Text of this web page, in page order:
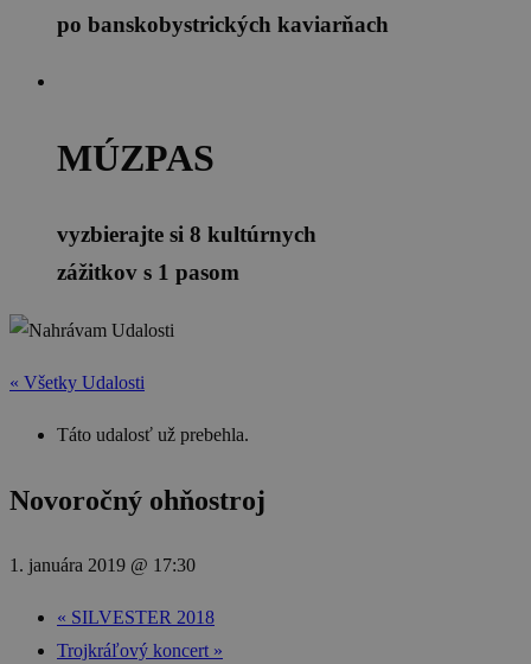
po banskobystrických kaviarňach
MÚZPAS
vyzbierajte si 8 kultúrnych
zážitkov s 1 pasom
« Všetky Udalosti
Táto udalosť už prebehla.
Novoročný ohňostroj
1. januára 2019 @ 17:30
« SILVESTER 2018
Trojkráľový koncert »